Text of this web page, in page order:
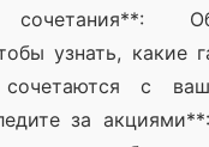
сочетания**:
узнать, какие
с
за